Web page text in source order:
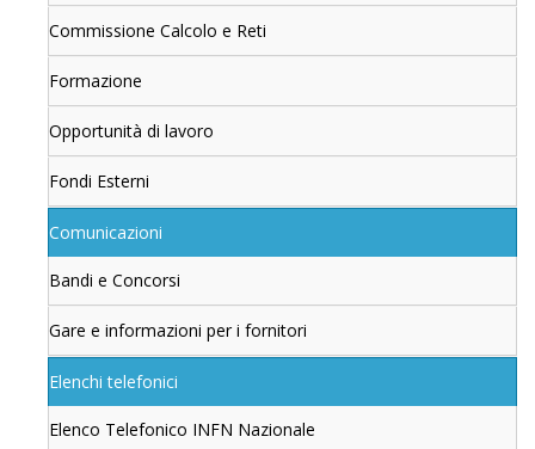
Commissione Calcolo e Reti
Formazione
Opportunità di lavoro
Fondi Esterni
Comunicazioni
Bandi e Concorsi
Gare e informazioni per i fornitori
Elenchi telefonici
Elenco Telefonico INFN Nazionale